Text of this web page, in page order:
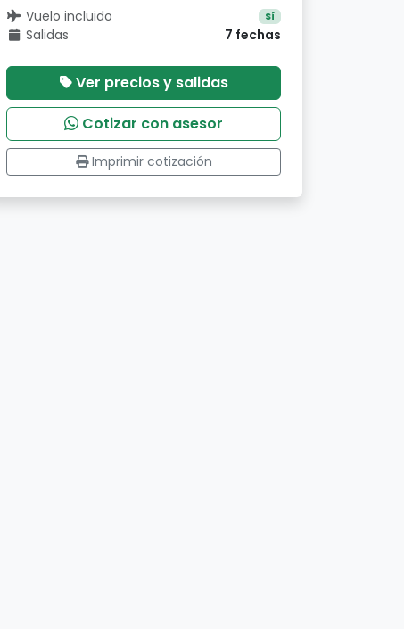
Vuelo incluido Sí
Salidas 7 fechas
Ver precios y salidas
Cotizar con asesor
Imprimir cotización